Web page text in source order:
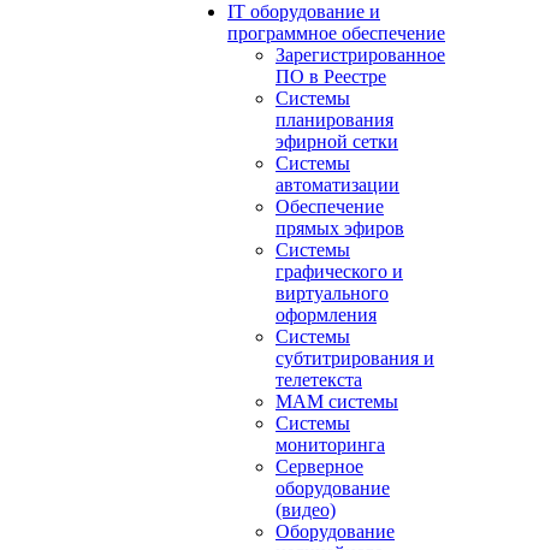
IT оборудование и
программное обеспечение
Зарегистрированное
ПО в Реестре
Системы
планирования
эфирной сетки
Системы
автоматизации
Обеспечение
прямых эфиров
Системы
графического и
виртуального
оформления
Системы
субтитрирования и
телетекста
MAM системы
Системы
мониторинга
Серверное
оборудование
(видео)
Оборудование